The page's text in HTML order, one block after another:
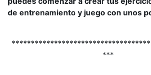
de entrenamiento y juego con unos
***